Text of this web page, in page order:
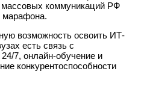
массовых коммуникаций РФ
марафона.
возможность освоить ИТ-
есть связь с
7, онлайн-обучение и
конкурентоспособности